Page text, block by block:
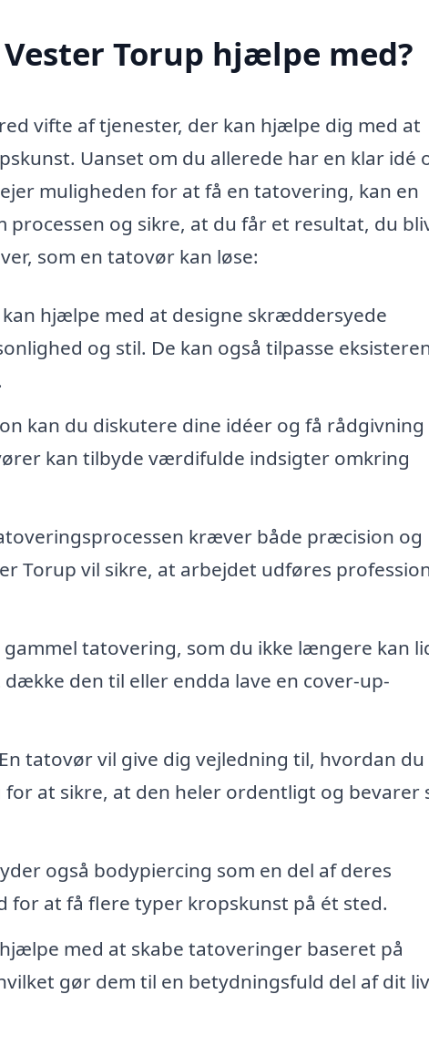
Torup hjælpe med?
vifte af tjenester, der kan hjælpe dig med at
Uanset om du allerede har en klar idé
muligheden for at få en tatovering, kan en
og sikre, at du får et resultat, du
som en tatovør kan løse:
hjælpe med at designe skræddersyede
og stil. De kan også tilpasse
kan du diskutere dine idéer og få rådgivning
kan tilbyde værdifulde indsigter omkring
kræver både præcision og
Torup vil sikre, at arbejdet udføres
gammel tatovering, som du ikke længere kan
den til eller endda lave en cover-up-
En tatovør vil give dig vejledning til, hvordan du
at sikre, at den heler ordentligt og bevarer
også bodypiercing som en del af deres
for at få flere typer kropskunst på ét sted.
med at skabe tatoveringer baseret på
gør dem til en betydningsfuld del af dit